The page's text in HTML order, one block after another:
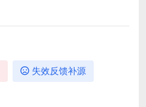
失效反馈补源